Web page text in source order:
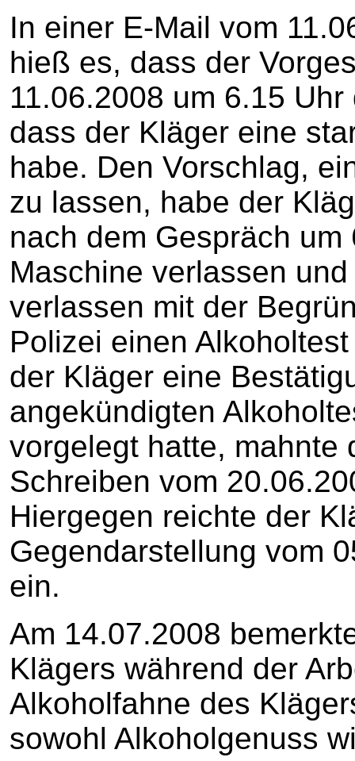
In einer E-Mail vom
hieß es, dass der
11.06.2008 um 6.15
dass der Kläger eine
habe. Den Vorschlag,
zu lassen, habe der
nach dem Gespräch
Maschine verlassen
verlassen mit der
Polizei einen
der Kläger eine
angekündigten
vorgelegt hatte, mahnte
Schreiben vom
Hiergegen reichte der
Gegendarstellung vom
ein.
Am 14.07.2008
Klägers während der
Alkoholfahne des
sowohl Alkoholgenuss